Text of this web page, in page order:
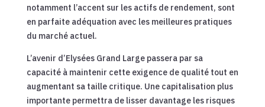
notamment l’accent sur les actifs de rendement, sont
en parfaite adéquation avec les meilleures pratiques
du marché actuel.
L’avenir d’Elysées Grand Large passera par sa
capacité à maintenir cette exigence de qualité tout en
augmentant sa taille critique. Une capitalisation plus
importante permettra de lisser davantage les risques